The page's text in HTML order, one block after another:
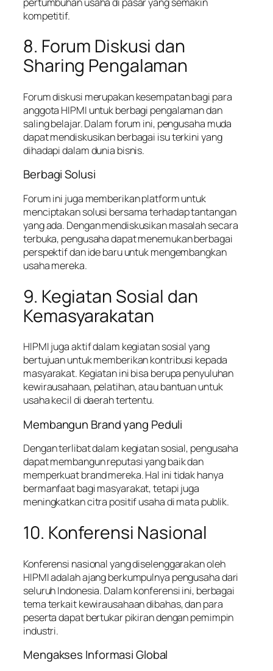
kompetitif.
8. Forum Diskusi dan
Sharing Pengalaman
Forum diskusi merupakan kesempatan bagi para
anggota HIPMI untuk berbagi pengalaman dan
saling belajar. Dalam forum ini, pengusaha muda
dapat mendiskusikan berbagai isu terkini yang
dihadapi dalam dunia bisnis.
Berbagi Solusi
Forum ini juga memberikan platform untuk
menciptakan solusi bersama terhadap tantangan
yang ada. Dengan mendiskusikan masalah secara
terbuka, pengusaha dapat menemukan berbagai
perspektif dan ide baru untuk mengembangkan
usaha mereka.
9. Kegiatan Sosial dan
Kemasyarakatan
HIPMI juga aktif dalam kegiatan sosial yang
bertujuan untuk memberikan kontribusi kepada
masyarakat. Kegiatan ini bisa berupa penyuluhan
kewirausahaan, pelatihan, atau bantuan untuk
usaha kecil di daerah tertentu.
Membangun Brand yang Peduli
Dengan terlibat dalam kegiatan sosial, pengusaha
dapat membangun reputasi yang baik dan
memperkuat brand mereka. Hal ini tidak hanya
bermanfaat bagi masyarakat, tetapi juga
meningkatkan citra positif usaha di mata publik.
10. Konferensi Nasional
Konferensi nasional yang diselenggarakan oleh
HIPMI adalah ajang berkumpulnya pengusaha dari
seluruh Indonesia. Dalam konferensi ini, berbagai
tema terkait kewirausahaan dibahas, dan para
peserta dapat bertukar pikiran dengan pemimpin
industri.
Mengakses Informasi Global